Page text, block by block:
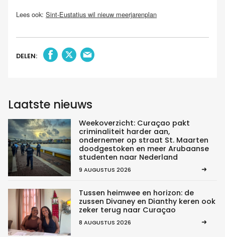
Lees ook: Sint-Eustatius wil nieuw meerjarenplan
DELEN:
Laatste nieuws
Weekoverzicht: Curaçao pakt
criminaliteit harder aan,
ondernemer op straat St. Maarten
doodgestoken en meer Arubaanse
studenten naar Nederland
9 AUGUSTUS 2026
Tussen heimwee en horizon: de
zussen Divaney en Dianthy keren ook
zeker terug naar Curaçao
8 AUGUSTUS 2026